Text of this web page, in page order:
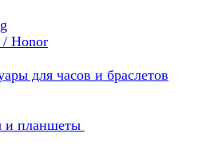
Honor
для часов и браслетов
и планшеты